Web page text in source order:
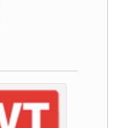
proposta de reajuste
está mantido,
feira (20)
que liga o Mercosul ao